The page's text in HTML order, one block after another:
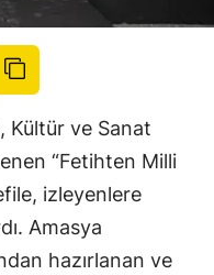
Kültür ve Sanat
“Fetihten Milli
izleyenlere
Amasya
hazırlanan ve